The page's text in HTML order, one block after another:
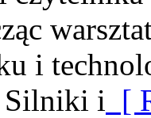
i
Silniki i [